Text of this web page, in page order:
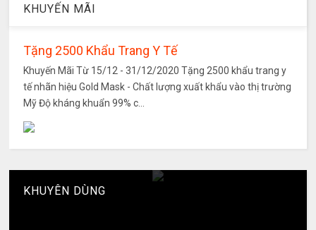
KHUYẾN MÃI
Tặng 2500 Khẩu Trang Y Tế
Khuyến Mãi Từ 15/12 - 31/12/2020 Tặng 2500 khẩu trang y
tế nhãn hiệu Gold Mask - Chất lượng xuất khẩu vào thị trường
Mỹ Độ kháng khuẩn 99% c...
KHUYÊN DÙNG